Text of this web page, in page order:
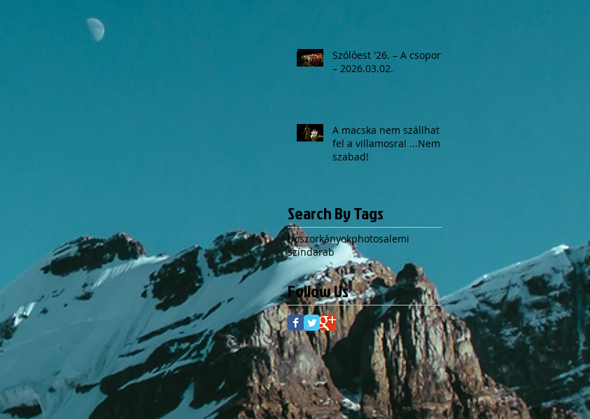
Szólóest '26. – A csoport
– 2026.03.02.
A macska nem szállhat
fel a villamosra! ...Nem
szabad!
Search By Tags
boszorkányokphotosalemi
színdarab
Follow Us